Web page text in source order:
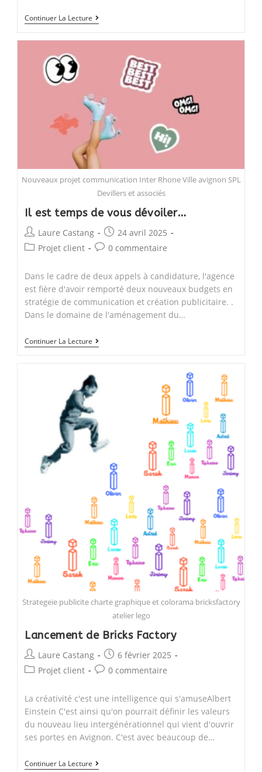
Continuer La Lecture
Une
l’équipe
Nouveaux projet communication Inter Rhone Ville avignon SPL
Devillers et associés
Il est temps de vous dévoiler…
Post
author:
Laure Castang
Post
published:
24 avril 2025
PostProjet client
Post0 commentaire
Dans le cadre de deux appels à candidature, l'agence
est fière d'avoir remporté deux nouveaux budgets en
stratégie de communication et création publicitaire. .
Dans le domaine de l'aménagement du…
Continuer La Lecture
Il
Strategeie publicite charte graphique et colorama bricksfactory
atelier lego
Lancement de Bricks Factory
Post
author:
Laure Castang
Post
published:
6 février 2025
PostProjet client
Post0 commentaire
La créativité c'est une intelligence qui s'amuseAlbert
Einstein C'est ainsi qu'on pourrait définir les valeurs
du nouveau lieu intergénérationnel qui vient d'ouvrir
ses portes en Avignon. C'est avec beaucoup de…
Continuer La Lecture
Lancement